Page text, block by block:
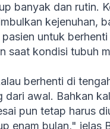
banyak dan rutin.
kejenuhan,
untuk berhenti
saat kondisi tubuh
berhenti di
dari awal. Bahkan
pun tetap harus
enam bulan," jelas